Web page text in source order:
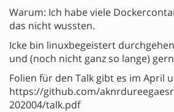
Warum: Ich habe viele
das nicht wussten.
Icke bin linuxbegeistert
und (noch nicht ganz so lange)
Folien für den Talk gibt es im April
https://github.com/
202004/talk.pdf